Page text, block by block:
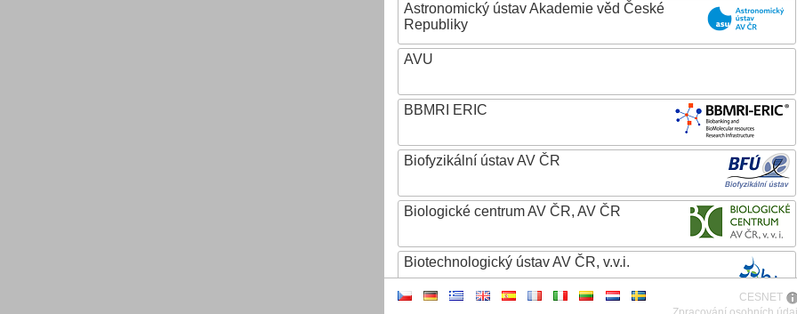
Astronomický ústav Akademie věd České
Republiky
AVU
BBMRI ERIC
Biofyzikální ústav AV ČR
Biologické centrum AV ČR, AV ČR
Biotechnologický ústav AV ČR, v.v.i.
CESNET